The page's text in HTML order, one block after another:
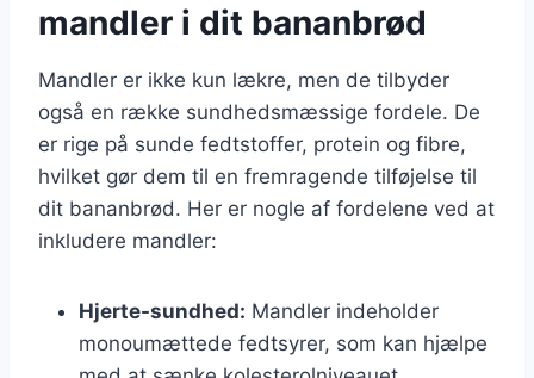
mandler i dit bananbrød
Mandler er ikke kun lækre, men de tilbyder
også en række sundhedsmæssige fordele. De
er rige på sunde fedtstoffer, protein og fibre,
hvilket gør dem til en fremragende tilføjelse til
dit bananbrød. Her er nogle af fordelene ved at
inkludere mandler:
Hjerte-sundhed: Mandler indeholder
monoumættede fedtsyrer, som kan hjælpe